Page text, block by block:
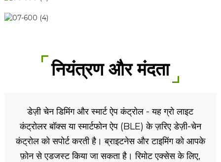
नियंत्रण और मंदता
डेज़ी चेन डिमिंग और स्मार्ट ऐप कंट्रोल - यह ग्रो लाइट
कंट्रोलर बॉक्स या स्मार्टफोन ऐप (BLE) के ज़रिए डेज़ी-चेन
कंट्रोल को सपोर्ट करती है। ब्राइटनेस और टाइमिंग को आपके
फ़ोन से एडजस्ट किया जा सकता है। रिमोट एक्सेस के लिए,